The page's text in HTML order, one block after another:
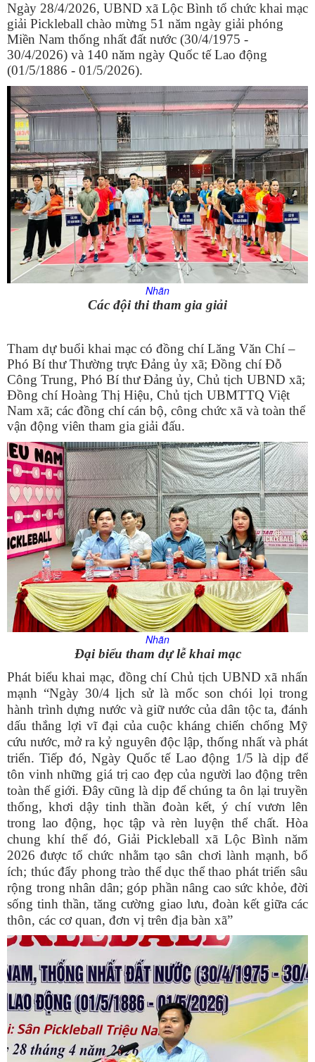
Ngày 28/4/2026, UBND xã Lộc Bình tổ chức khai mạc
giải Pickleball chào mừng 51 năm ngày giải phóng
Miền Nam thống nhất đất nước (30/4/1975 -
30/4/2026) và 140 năm ngày Quốc tế Lao động
(01/5/1886 - 01/5/2026).
Nhãn
Các đội thi tham gia giải
Tham dự buổi khai mạc có đồng chí Lăng Văn Chí –
Phó Bí thư Thường trực Đảng ủy xã; Đồng chí Đỗ
Công Trung, Phó Bí thư Đảng ủy, Chủ tịch UBND xã;
Đồng chí Hoàng Thị Hiệu, Chủ tịch UBMTTQ Việt
Nam xã; các đồng chí cán bộ, công chức xã và toàn thể
vận động viên tham gia giải đấu.
Nhãn
Đại biểu tham dự lễ khai mạc
Phát biểu khai mạc, đồng chí Chủ tịch UBND xã nhấn
mạnh “Ngày30/4 lịch sử là mốc son chói lọi trong
hành trình dựng nước và giữ nước của dân tộc ta, đánh
dấu thắng lợi vĩ đại của cuộc kháng chiến chống Mỹ
cứu nước, mở ra kỷ nguyên độc lập, thống nhất và phát
triển. Tiếp đó, Ngày Quốc tế Lao động 1/5 là dịp để
tôn vinh những giá trị cao đẹp của người lao động trên
toàn thế giới. Đây cũng là dịp để chúng ta ôn lại truyền
thống, khơi dậy tinh thần đoàn kết, ý chí vươn lên
trong lao động, học tập và rèn luyện thể chất. Hòa
chung khí thế đó, Giải Pickleball xã Lộc Bình năm
2026 được tổ chức nhằm tạo sân chơi lành mạnh, bổ
ích; thúc đẩy phong trào thể dục thể thao phát triển sâu
rộng trong nhân dân; góp phần nâng cao sức khỏe, đời
sống tinh thần, tăng cường giao lưu, đoàn kết giữa các
thôn, các cơ quan, đơn vị trên địa bàn xã”